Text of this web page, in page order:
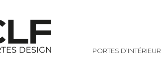
PORTES D’INTÉRIEUR